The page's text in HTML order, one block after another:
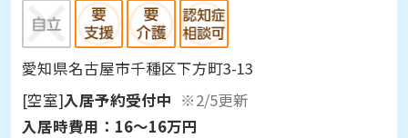
愛知県名古屋市千種区下方町3-13
[空室]入居予約受付中 ※2/5更新
入居時費用： 16～16万円